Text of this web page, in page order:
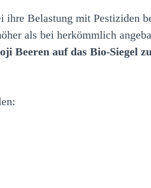
Belastung mit Pestiziden
als bei herkömmlich
Beeren auf das Bio-Siegel